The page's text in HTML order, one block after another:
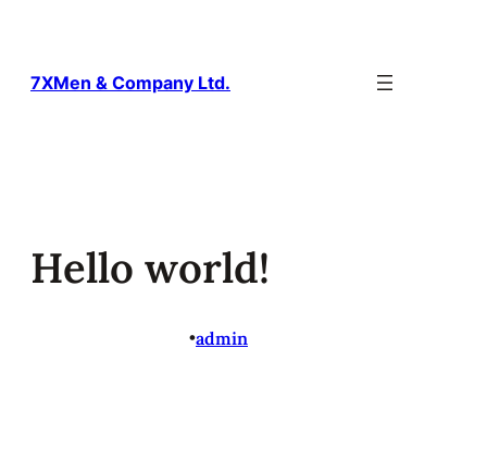
7XMen & Company Ltd.
Hello world!
•admin